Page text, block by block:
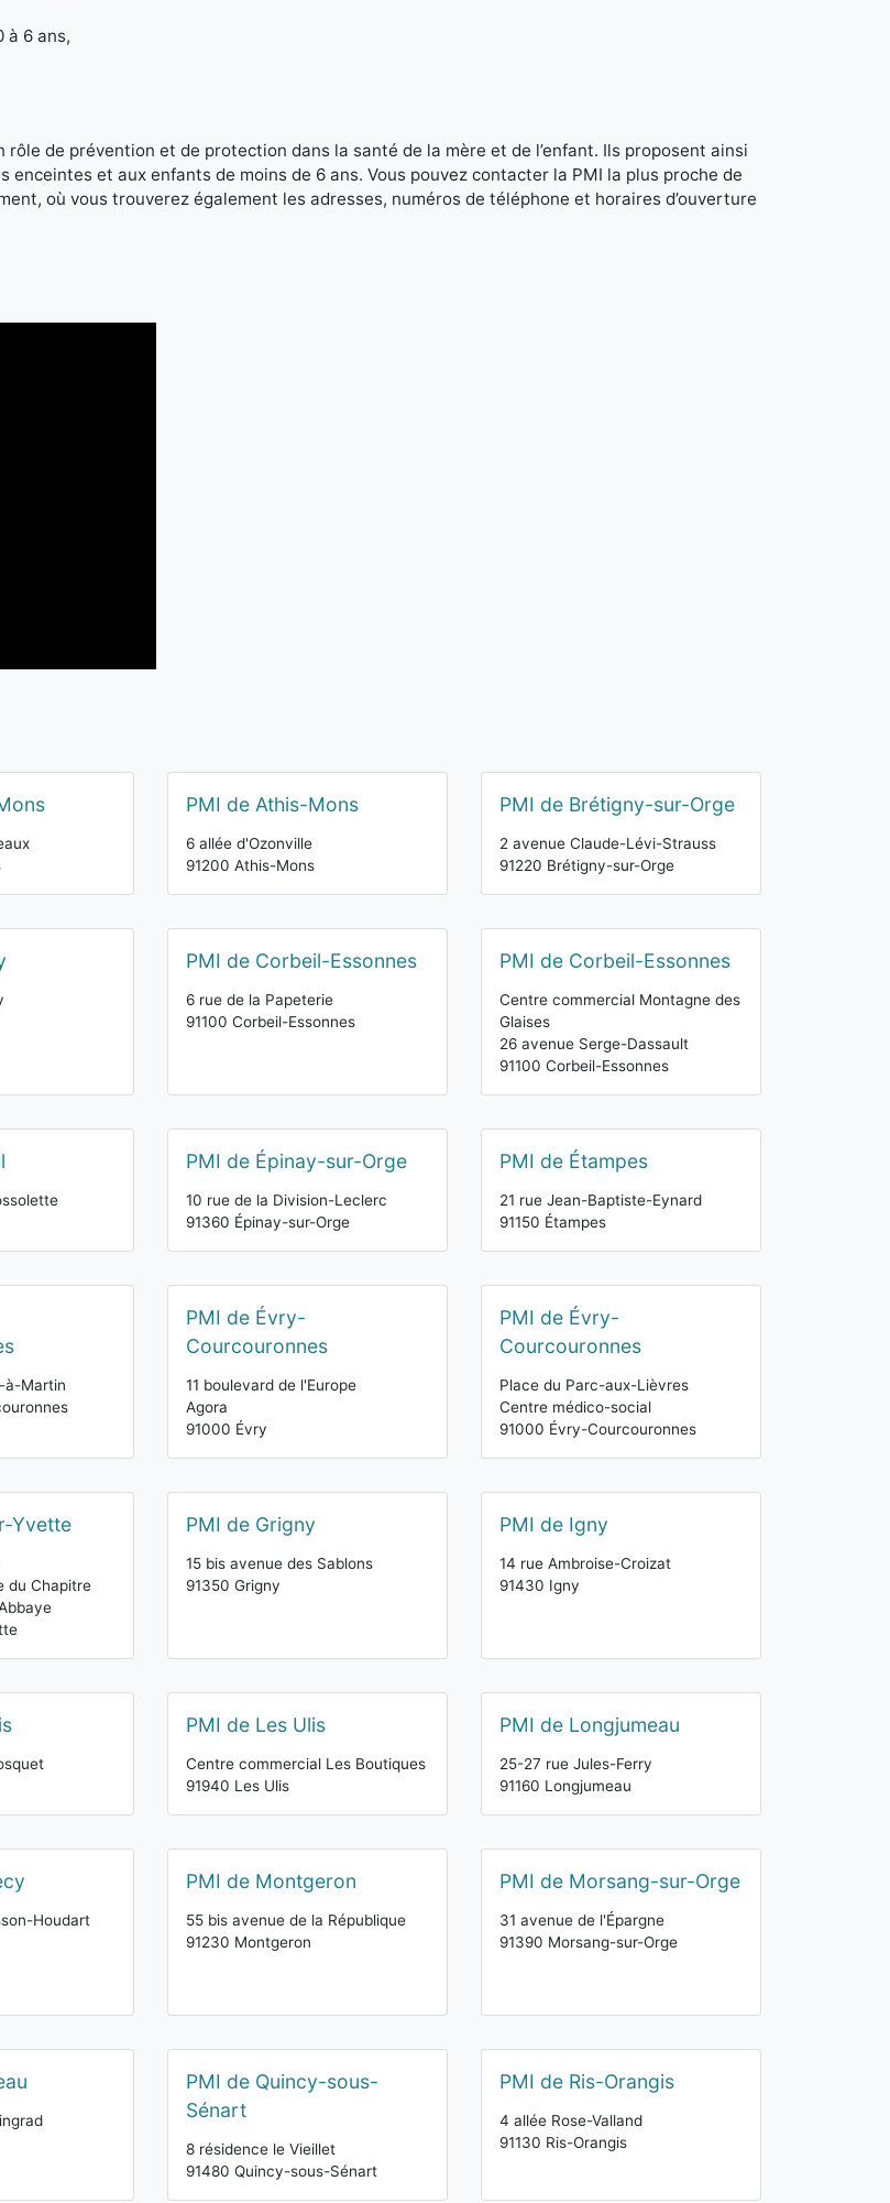
à 6 ans,
de prévention et de protection dans la santé de la mère et de l’enfant. Ils proposent ainsi
et aux enfants de moins de 6 ans. Vous pouvez contacter la PMI la plus proche de
où vous trouverez également les adresses, numéros de téléphone et horaires d’ouverture
PMI de Athis-Mons
6 allée d'Ozonville
91200 Athis-Mons
PMI de Brétigny-sur-Orge
2 avenue Claude-Lévi-Strauss
91220 Brétigny-sur-Orge
PMI de Corbeil-Essonnes
6 rue de la Papeterie
91100 Corbeil-Essonnes
PMI de Corbeil-Essonnes
Centre commercial Montagne des
Glaises
26 avenue Serge-Dassault
91100 Corbeil-Essonnes
PMI de Épinay-sur-Orge
10 rue de la Division-Leclerc
91360 Épinay-sur-Orge
PMI de Étampes
21 rue Jean-Baptiste-Eynard
91150 Étampes
à-Martin
PMI de Évry-
Courcouronnes
11 boulevard de l'Europe
Agora
91000 Évry
PMI de Évry-
Courcouronnes
Place du Parc-aux-Lièvres
Centre médico-social
91000 Évry-Courcouronnes
Yvette
du Chapitre
PMI de Grigny
15 bis avenue des Sablons
91350 Grigny
PMI de Igny
14 rue Ambroise-Croizat
91430 Igny
PMI de Les Ulis
Centre commercial Les Boutiques
91940 Les Ulis
PMI de Longjumeau
25-27 rue Jules-Ferry
91160 Longjumeau
Houdart
PMI de Montgeron
55 bis avenue de la République
91230 Montgeron
PMI de Morsang-sur-Orge
31 avenue de l'Épargne
91390 Morsang-sur-Orge
PMI de Quincy-sous-
Sénart
8 résidence le Vieillet
91480 Quincy-sous-Sénart
PMI de Ris-Orangis
4 allée Rose-Valland
91130 Ris-Orangis